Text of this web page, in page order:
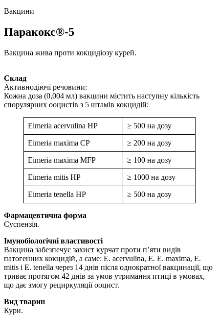
Вакцини
Паракокс®-5
Вакцина жива проти кокцидіозу курей.
Склад
Активнодіючі речовини:
Кожна доза (0,004 мл) вакцини містить наступну кількість
спорулярних ооцистів з 5 штамів кокцидій:
Eimeria acervulina HP ≥ 500 на дозу
Eimeria maxima CP ≥ 200 на дозу
Eimeria maxima MFP ≥ 100 на дозу
Eimeria mitis HP ≥ 1000 на дозу
Eimeria tenella HP ≥ 500 на дозу
Фармацевтична форма
Суспензія.
Імунобіологічні властивості
Вакцина забезпечує захист курчат проти п’яти видів
патогенних кокцидій, а саме: Е. acervulina, Е. Е. maxima, Е.
mitis і Е. tenella через 14 днів після однократної вакцинації, що
триває протягом 42 днів за умов утримання птиці в умовах,
що дає змогу рециркуляції ооцист.
Вид тварин
Кури.